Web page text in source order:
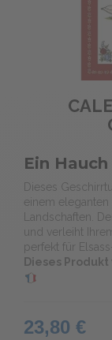
Ein
Dieses
einem
Landschaften.
und verleiht
perfekt für
Dieses
23,80 €